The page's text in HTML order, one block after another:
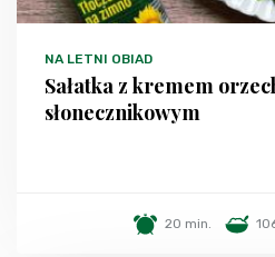
NA LETNI OBIAD
Sałatka z kremem
słonecznikowym
20 min.